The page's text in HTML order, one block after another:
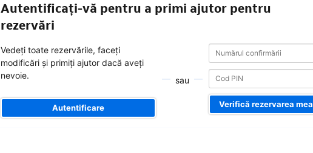
Autentificați-vă pentru a primi ajutor pentru
rezervări
Vedeți toate rezervările, faceți
modificări și primiți ajutor dacă aveți
nevoie.
Autentificare
sau
Numărul
confirmării
Numărul
confirmării
Verifică rezervarea mea